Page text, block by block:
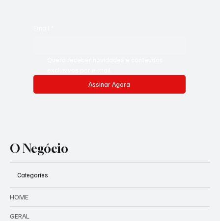
Assinar Agora
O Negócio
Categories
HOME
GERAL